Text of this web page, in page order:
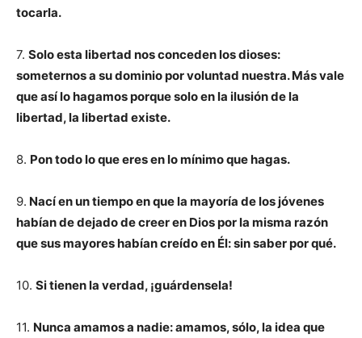
tocarla.
7. Solo esta libertad nos conceden los dioses:
someternos a su dominio por voluntad nuestra. Más vale
que así lo hagamos porque solo en la ilusión de la
libertad, la libertad existe.
8. Pon todo lo que eres en lo mínimo que hagas.
9. Nací en un tiempo en que la mayoría de los jóvenes
habían de dejado de creer en Dios por la misma razón
que sus mayores habían creído en Él: sin saber por qué.
10. Si tienen la verdad, ¡guárdensela!
11. Nunca amamos a nadie: amamos, sólo, la idea que